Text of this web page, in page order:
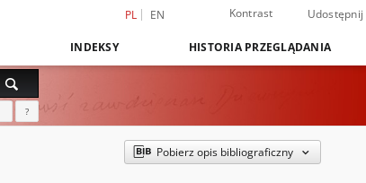
PL EN Kontrast Udostępnij
INDEKSY HISTORIA PRZEGLĄDANIA
?
Pobierz opis bibliograficzny